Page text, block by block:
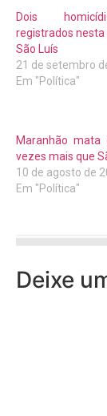
Dois
registrados
São Luís
21 de setembro
Em "Política"
Maranhão mata
vezes mais que
10 de agosto de
Em "Política"
Deixe